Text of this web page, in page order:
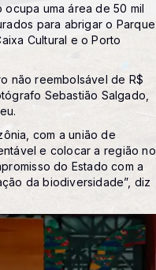
uma área de 50 mil
para abrigar o Parque
Cultural e o Porto
não reembolsável de R$
Sebastião Salgado,
com a união de
e colocar a região no
do Estado com a
da biodiversidade”, diz